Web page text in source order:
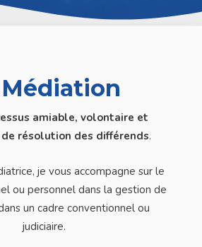
Médiation
amiable, volontaire et
résolution des différends.
je vous accompagne sur le
ou personnel dans la gestion de
un cadre conventionnel ou
judiciaire.